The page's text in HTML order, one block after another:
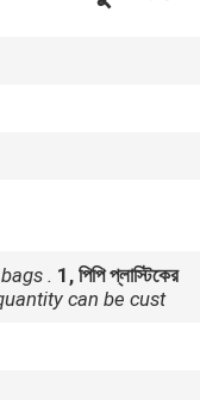
. 1, পিপি প্লাস্টিকের
can be cust